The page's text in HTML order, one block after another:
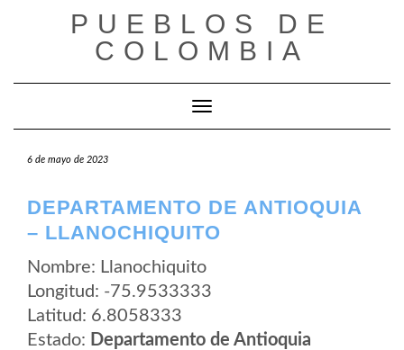
PUEBLOS DE
COLOMBIA
Cambiar modo de navegación
6 de mayo de 2023
DEPARTAMENTO DE ANTIOQUIA
– LLANOCHIQUITO
Nombre: Llanochiquito
Longitud: -75.9533333
Latitud: 6.8058333
Estado: Departamento de Antioquia